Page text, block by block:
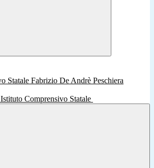
Istituto Comprensivo Statale